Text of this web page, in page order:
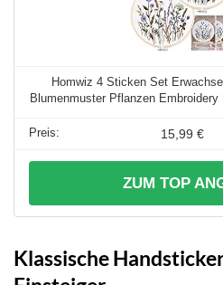
Homwiz 4 Sticken Set
Blumenmuster Pflanzen
15,99 €
ZUM TOP
Klassische